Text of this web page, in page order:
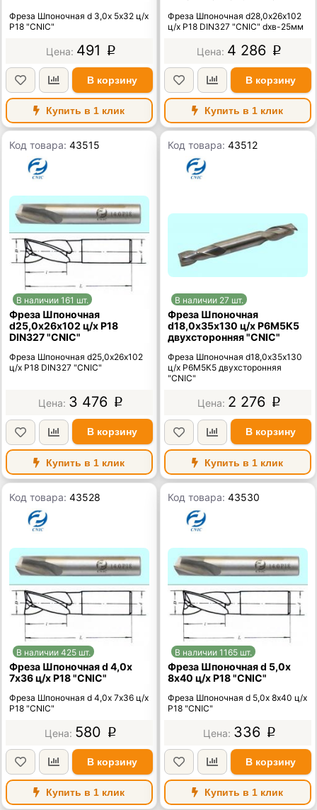
Фреза Шпоночная d 3,0х 5х32 ц/х
Р18 "CNIC"
491 p
В корзину
Купить в 1 клик
Фреза Шпоночная d28,0х26х102
ц/х Р18 DIN327 "CNIC" dхв-25мм
4 286 p
В корзину
Купить в 1 клик
Код товара:43515
В наличии 161 шт.
Фреза Шпоночная
d25,0х26х102 ц/х Р18
DIN327 "CNIC"
Фреза Шпоночная d25,0х26х102
ц/х Р18 DIN327 "CNIC"
3 476 p
В корзину
Купить в 1 клик
Код товара:43512
В наличии 27 шт.
Фреза Шпоночная
d18,0х35х130 ц/х Р6М5К5
двухсторонняя "CNIC"
Фреза Шпоночная d18,0х35х130
ц/х Р6М5К5 двухсторонняя
"CNIC"
2 276 p
В корзину
Купить в 1 клик
Код товара:43528
В наличии 425 шт.
Фреза Шпоночная d 4,0х
7х36 ц/х Р18 "CNIC"
Фреза Шпоночная d 4,0х 7х36 ц/х
Р18 "CNIC"
580 p
В корзину
Купить в 1 клик
Код товара:43530
В наличии 1165 шт.
Фреза Шпоночная d 5,0х
8х40 ц/х Р18 "CNIC"
Фреза Шпоночная d 5,0х 8х40 ц/х
Р18 "CNIC"
336 p
В корзину
Купить в 1 клик